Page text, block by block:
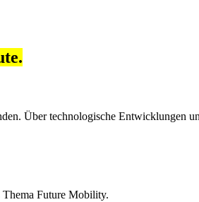
Über technologische Entwicklungen
Thema Future Mobility.